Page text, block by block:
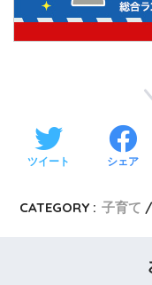
ツイート シェア
CATEGORY : 子育て